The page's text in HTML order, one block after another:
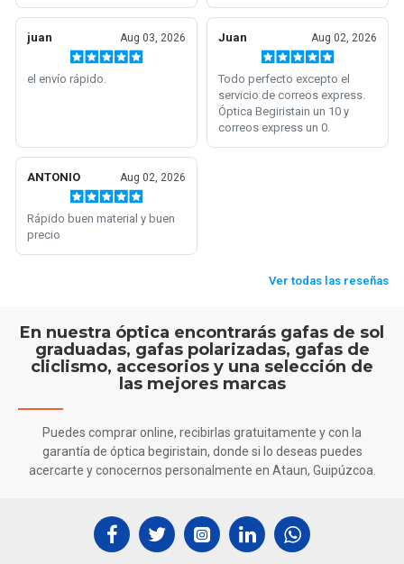
En nuestra óptica encontrarás gafas de sol
graduadas, gafas polarizadas, gafas de
cliclismo, accesorios y una selección de
las mejores marcas
Puedes comprar online, recibirlas gratuitamente y con la
garantía de óptica begiristain, donde si lo deseas puedes
acercarte y conocernos personalmente en Ataun, Guipúzcoa.